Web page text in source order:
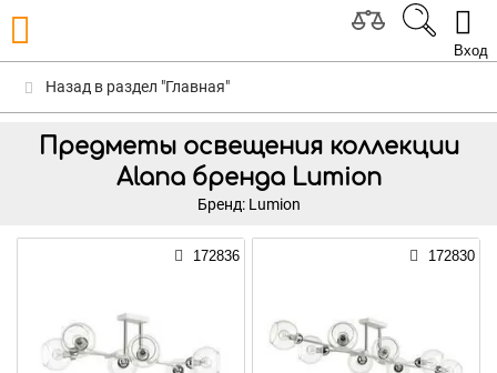
Вход
Назад в раздел "Главная"
Предметы освещения коллекции
Alana бренда Lumion
Бренд: Lumion
172836 172830